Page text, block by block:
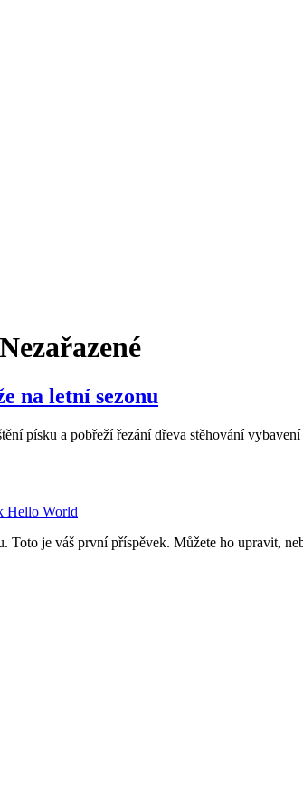
Nezařazené
na letní sezonu
písku a pobřeží řezání dřeva stěhování vybavení
Toto je váš první příspěvek. Můžete ho upravit,